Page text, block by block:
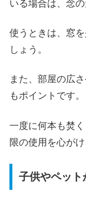
いる場合は、念
使うときは、窓
しょう。
また、部屋の広
もポイントです。
一度に何本も焚
限の使用を心が
子供やペット